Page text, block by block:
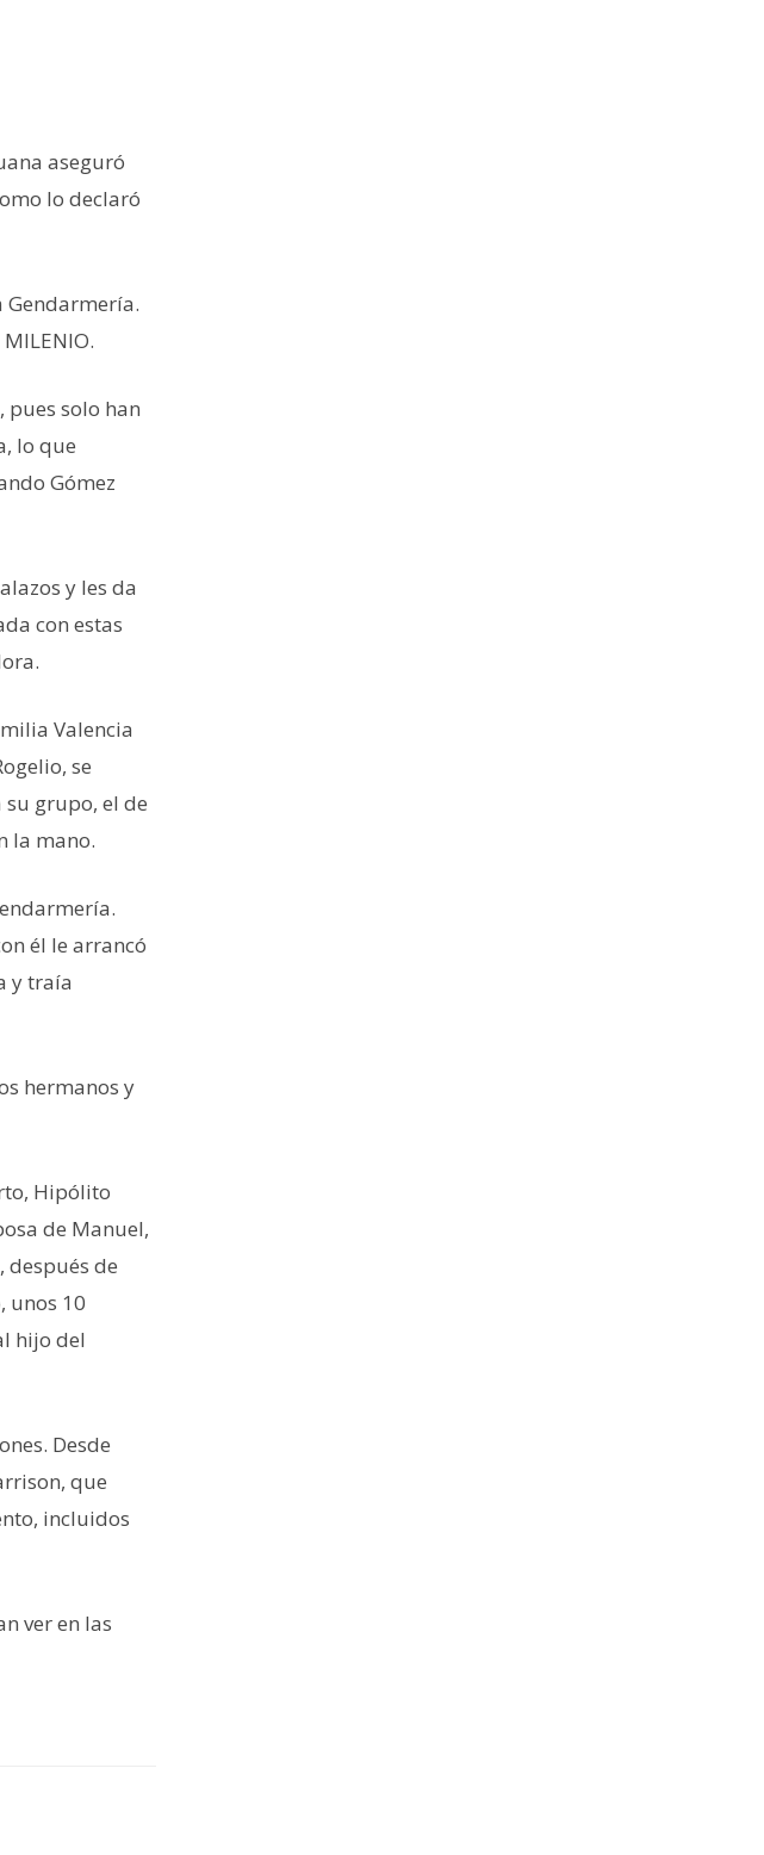
aseguró
lo declaró
Gendarmería.
pues solo han
lo que
Gómez
y les da
con estas
Valencia
se
grupo, el de
la mano.
él le arrancó
y traía
hermanos y
Hipólito
de Manuel,
después de
unos 10
hijo del
Desde
que
incluidos
ver en las